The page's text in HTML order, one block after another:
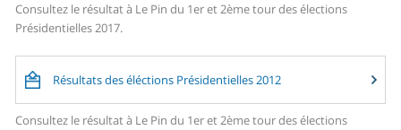
Consultez le résultat à Le Pin du 1er et 2ème tour des élections
Présidentielles 2017.
Résultats des éléctions Présidentielles 2012
Consultez le résultat à Le Pin du 1er et 2ème tour des élections